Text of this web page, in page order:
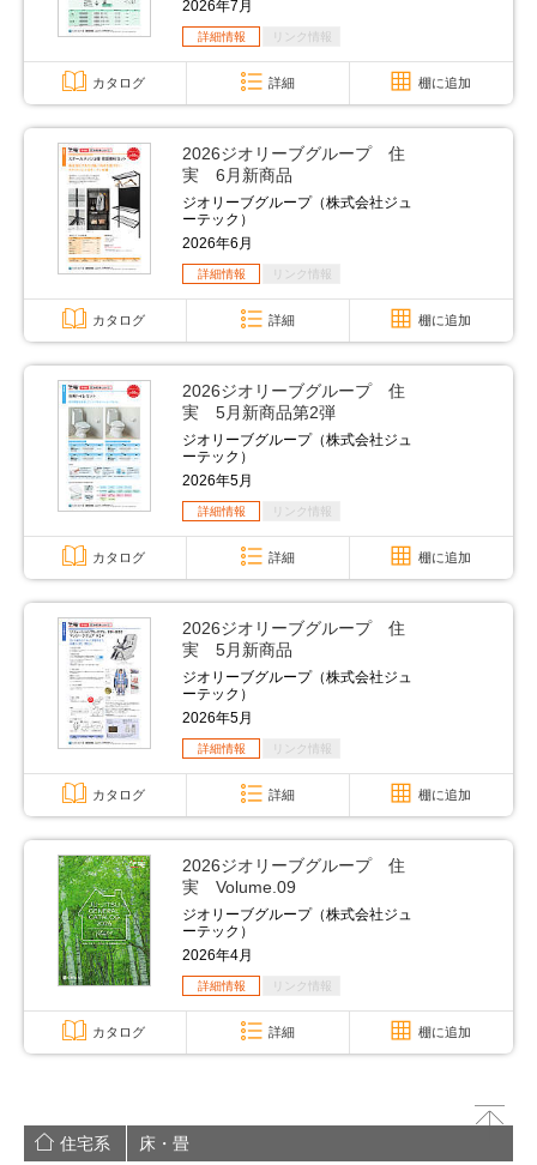
2026年7月
詳細情報 リンク情報
カタログ 詳細 棚に追加
2026ジオリーブグループ 住
実 6月新商品
ジオリーブグループ（株式会社ジュ
ーテック）
2026年6月
詳細情報 リンク情報
カタログ 詳細 棚に追加
2026ジオリーブグループ 住
実 5月新商品第2弾
ジオリーブグループ（株式会社ジュ
ーテック）
2026年5月
詳細情報 リンク情報
カタログ 詳細 棚に追加
2026ジオリーブグループ 住
実 5月新商品
ジオリーブグループ（株式会社ジュ
ーテック）
2026年5月
詳細情報 リンク情報
カタログ 詳細 棚に追加
2026ジオリーブグループ 住
実 Volume.09
ジオリーブグループ（株式会社ジュ
ーテック）
2026年4月
詳細情報 リンク情報
カタログ 詳細 棚に追加
住宅系 床・畳